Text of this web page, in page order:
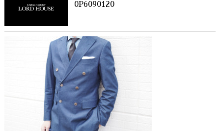
0P6090120